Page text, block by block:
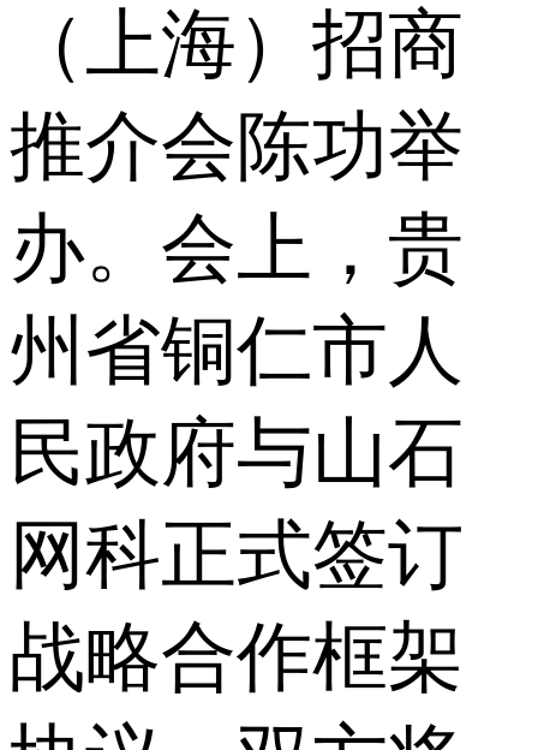
（上海）招商
推介会陈功举
办。会上，贵
州省铜仁市人
民政府与山石
网科正式签订
战略合作框架